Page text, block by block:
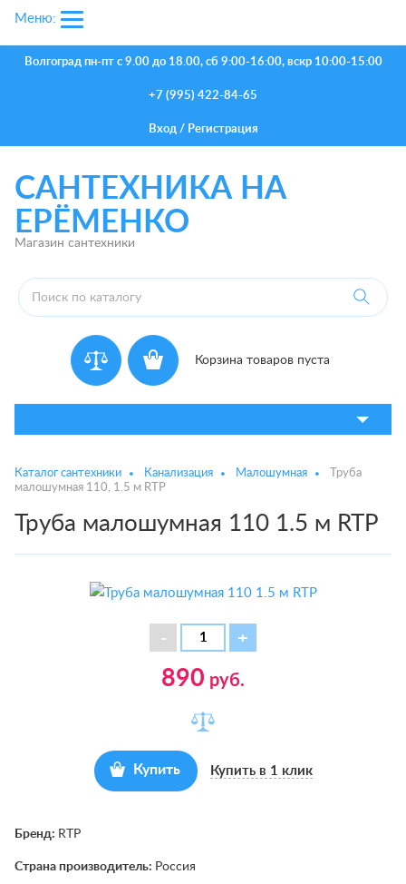
Волгоград пн-пт с 9.00 до 18.00, сб 9:00-16:00, вскр 10:00-15:00
+7 (995) 422-84-65
Вход/ Регистрация
САНТЕХНИКА НА
ЕРЁМЕНКО
Магазин сантехники
Корзина товаров пуста
Меню:
Каталог сантехники Канализация Малошумная
Труба
малошумная 110, 1.5 м RTP
Труба малошумная 110 1.5 м RTP
890 руб.
Купить Купить в 1 клик
Бренд: RTP
Страна производитель: Россия